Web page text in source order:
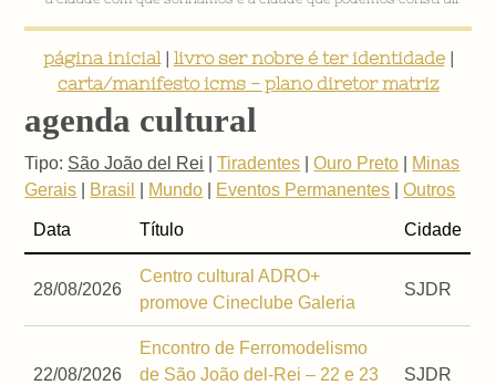
página inicial| livro ser nobre é ter identidade|
carta/manifesto icms - plano diretor matriz
agenda cultural
Tipo: São João del Rei |Tiradentes |Ouro Preto
Minas
Gerais
Brasil Mundo Eventos Permanentes |Outros
Data Título Cidade
28/08/2026
Centro cultural ADRO+
promove Cineclube Galeria
SJDR
22/08/2026
Encontro de Ferromodelismo
de São João del-Rei – 22 e 23
SJDR